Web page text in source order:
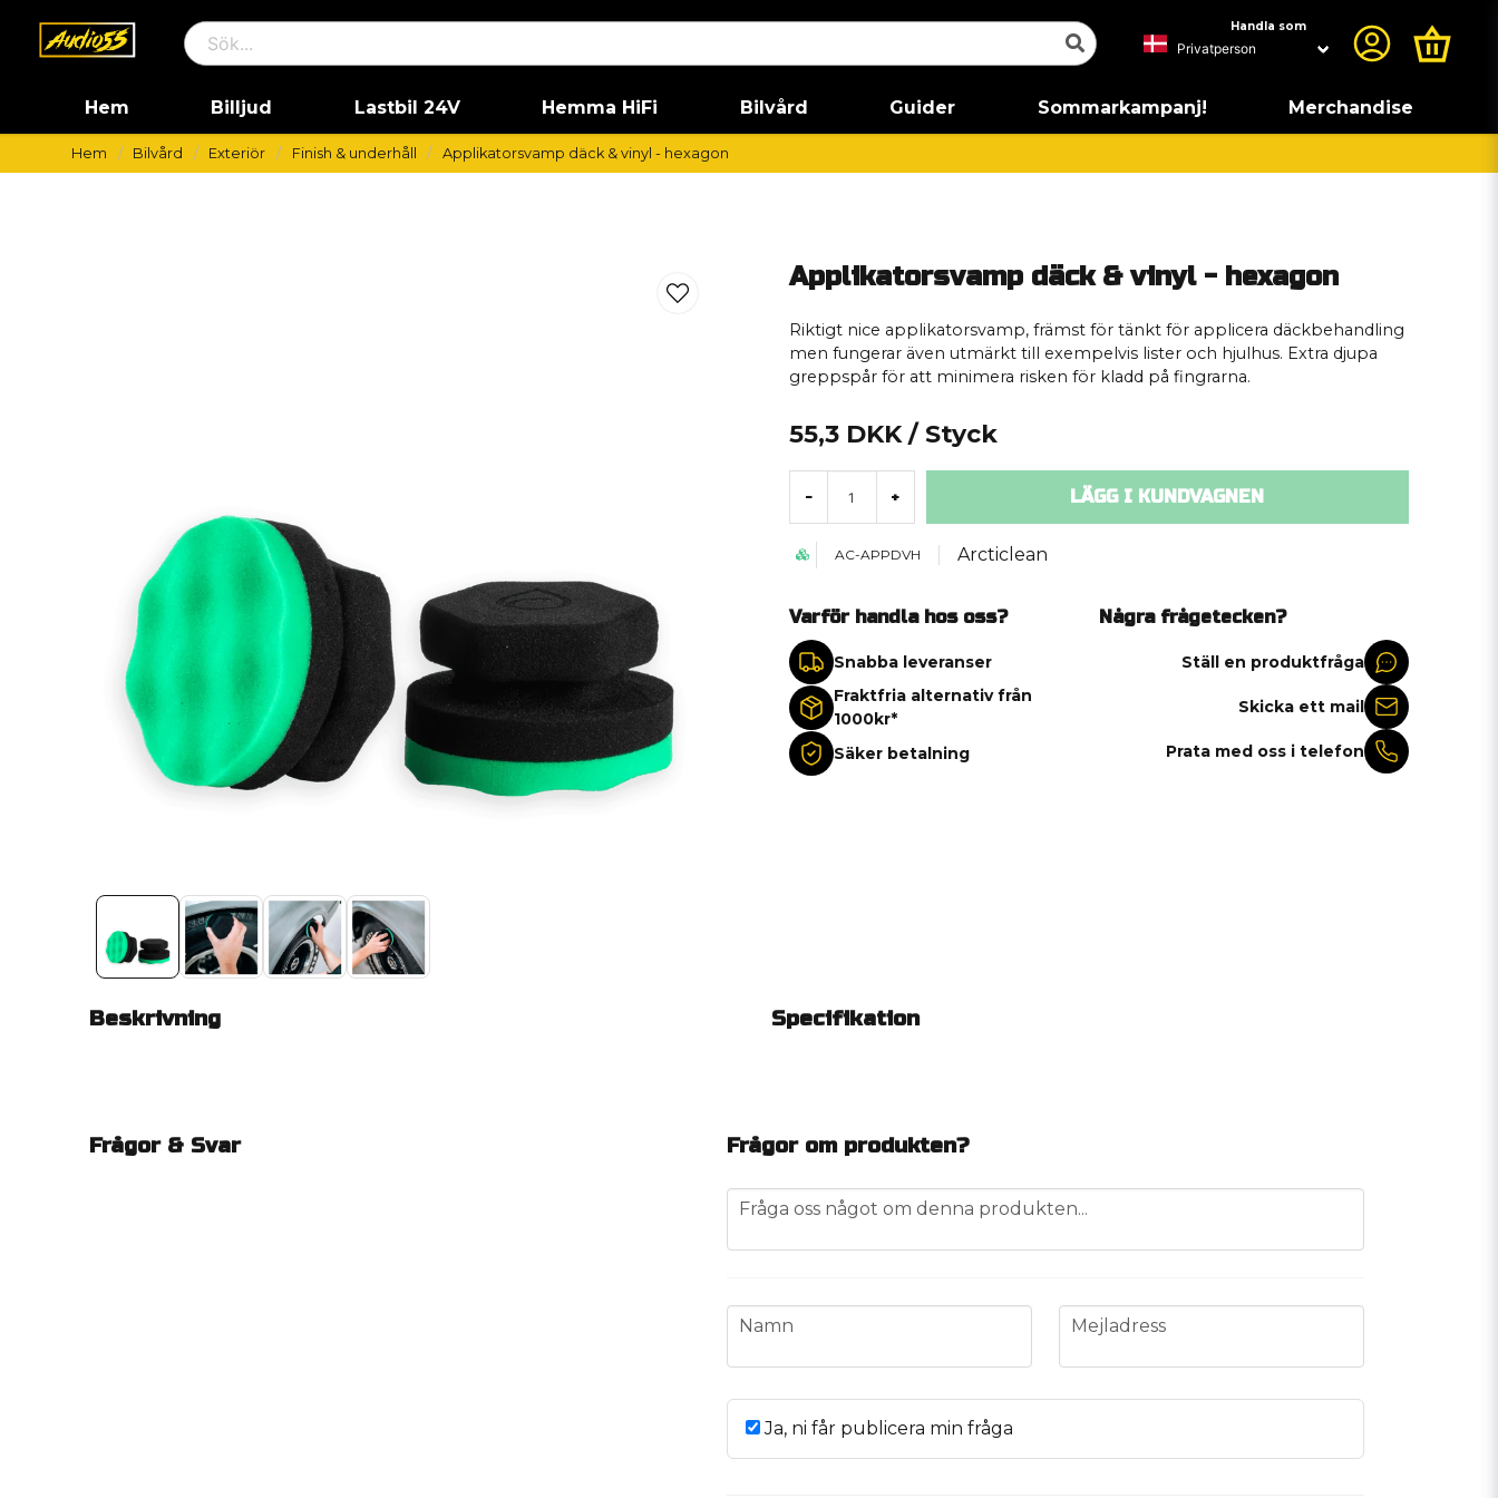
Handla som
Hem Billjud Lastbil 24V Hemma HiFi Bilvård Guider Sommarkampanj! Merchandise
Hem Bilvård Exteriör Finish & underhåll Applikatorsvamp däck & vinyl - hexagon
Applikatorsvamp däck & vinyl - hexagon
Riktigt nice applikatorsvamp, främst för tänkt för applicera däckbehandling
men fungerar även utmärkt till exempelvis lister och hjulhus. Extra djupa
greppspår för att minimera risken för kladd på fingrarna.
55,3 DKK / Styck
- + LÄGG I KUNDVAGNEN
AC-APPDVH Arcticlean
Varför handla hos oss?
Snabba leveranser
Fraktfria alternativ från
1000kr*
Säker betalning
Några frågetecken?
Ställ en produktfråga
Skicka ett mail
Prata med oss i telefon
Beskrivning Specifikation
Frågor & Svar Frågor om produkten?
question
Fråga oss något om denna produkten...
name
Namn email
Mejladress
Ja, ni får publicera min fråga